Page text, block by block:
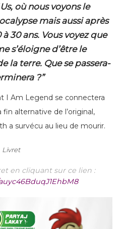
où nous voyons le
mais aussi après
30 ans. Vous voyez que
s’éloigne d’être le
la terre. Que se passera-
?”
I Am Legend se connectera
alternative de l’original,
a survécu au lieu de mourir.
en cliquant sur ce lien :